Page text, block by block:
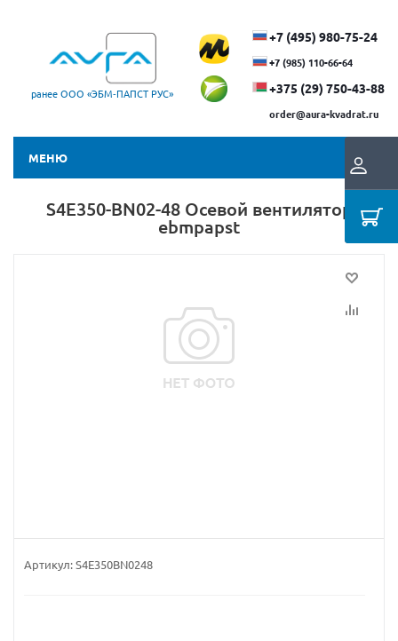
ранее ООО «ЭБМ‑ПАПСТ РУС»
+7 (495) 980-75-24
+7 (985) 110-66-64
+375 (29) ​750-43-88
order@aura-kvadrat.ru
МЕНЮ
S4E350-BN02-48 Осевой вентилятор
ebmpapst
Артикул:S4E350BN0248